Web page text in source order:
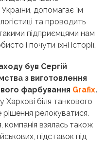
допомагає їм
та проводить
підприємцями нам
і почути їхні історії.
був Сергій
з виготовлення
фарбування Grafix.
Харкові біля танкового
релокуватися.
взялась також
підставок під